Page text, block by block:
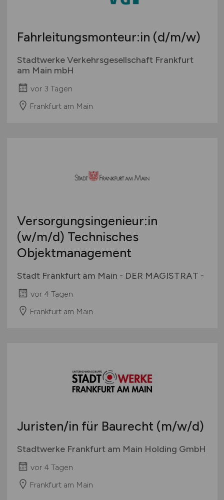
Fahrleitungsmonteur:in (d/m/w)
Stadtwerke Verkehrsgesellschaft Frankfurt
am Main mbH
vor 3 Tagen
Frankfurt am Main
Versorgungsingenieur:in
(w/m/d) Technisches
Objektmanagement
Stadt Frankfurt am Main - DER MAGISTRAT -
vor 4 Tagen
Frankfurt am Main
Juristen/in für Baurecht (m/w/d)
Stadtwerke Frankfurt am Main Holding GmbH
vor 4 Tagen
Frankfurt am Main